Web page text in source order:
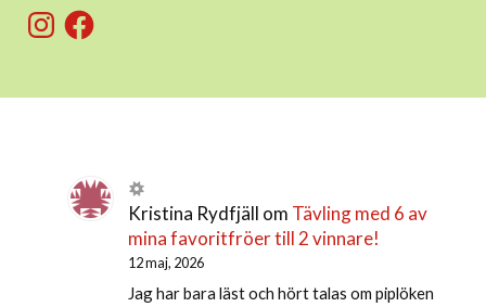
InstagramFacebook
Kristina Rydfjäll om Tävling med 6 av
mina favoritfröer till 2 vinnare!
12 maj, 2026
Jag har bara läst och hört talas om piplöken